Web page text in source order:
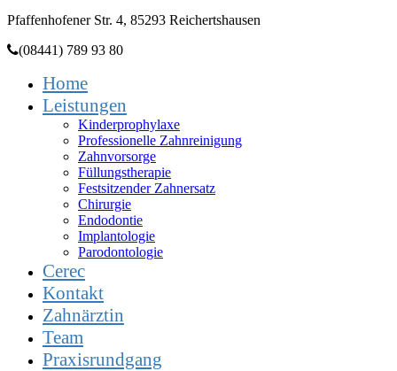
Pfaffenhofener Str. 4, 85293 Reichertshausen
(08441) 789 93 80
Home
Leistungen
Kinderprophylaxe
Professionelle Zahnreinigung
Zahnvorsorge
Füllungstherapie
Festsitzender Zahnersatz
Chirurgie
Endodontie
Implantologie
Parodontologie
Cerec
Kontakt
Zahnärztin
Team
Praxisrundgang